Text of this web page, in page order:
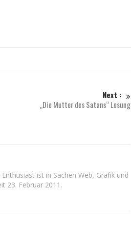
Next :
„Die Mutter des Satans“ Lesung
ist in Sachen Web, Grafik und
23. Februar 2011.